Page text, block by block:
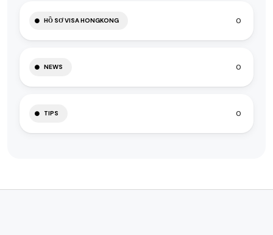
HỒ SƠ VISA HONGKONG 0
NEWS 0
TIPS 0